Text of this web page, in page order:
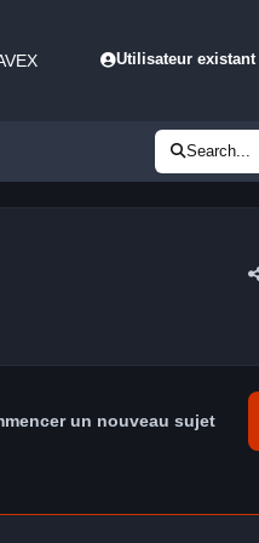
Utilisateur
Search...
un nouveau sujet